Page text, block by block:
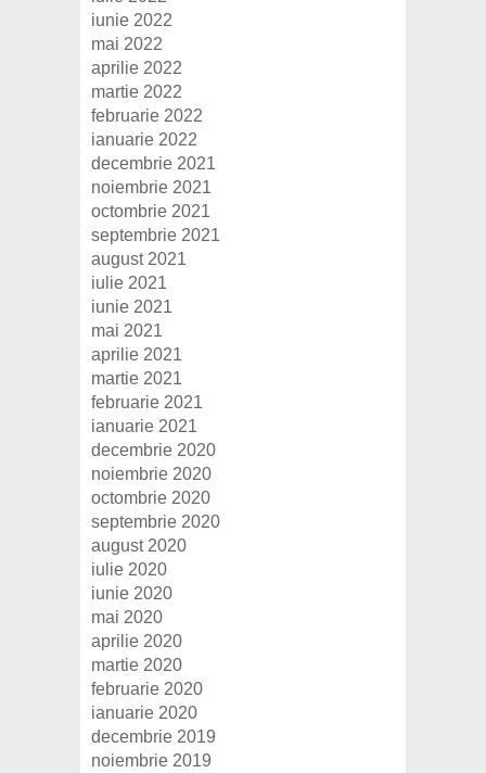
iunie 2022
mai 2022
aprilie 2022
martie 2022
februarie 2022
ianuarie 2022
decembrie 2021
noiembrie 2021
octombrie 2021
septembrie 2021
august 2021
iulie 2021
iunie 2021
mai 2021
aprilie 2021
martie 2021
februarie 2021
ianuarie 2021
decembrie 2020
noiembrie 2020
octombrie 2020
septembrie 2020
august 2020
iulie 2020
iunie 2020
mai 2020
aprilie 2020
martie 2020
februarie 2020
ianuarie 2020
decembrie 2019
noiembrie 2019